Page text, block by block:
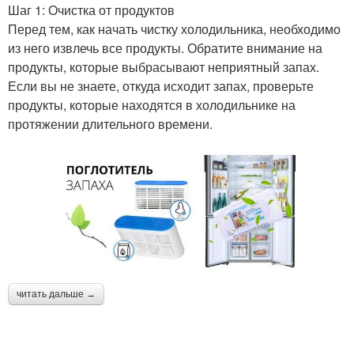
Шаг 1: Очистка от продуктов
Перед тем, как начать чистку холодильника, необходимо
из него извлечь все продукты. Обратите внимание на
продукты, которые выбрасывают неприятный запах.
Если вы не знаете, откуда исходит запах, проверьте
продукты, которые находятся в холодильнике на
протяжении длительного времени.
читать дальше →